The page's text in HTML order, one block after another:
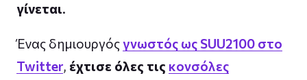
γίνεται.
Ένας δημιουργόςγνωστός ως SUU2100 στο
Twitter, έχτισε όλες τις κονσόλες